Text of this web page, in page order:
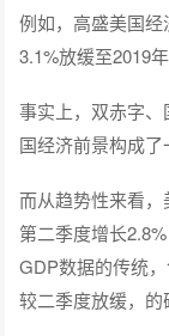
例如，高盛美国
3.1%放缓至2019年
事实上，双赤字
国经济前景构成了
而从趋势性来看，
第二季度增长
GDP数据的传统
较二季度放缓，的